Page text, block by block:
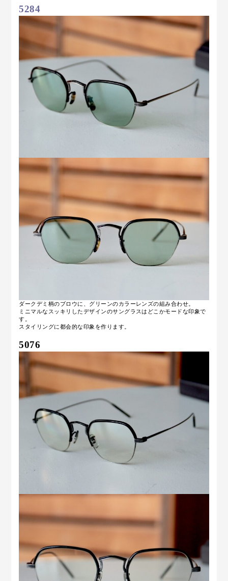
5284
ダークデミ柄のブロウに、グリーンのカラーレンズの組み合わせ。
ミニマルなスッキリしたデザインのサングラスはどこかモードな印象で
す。
スタイリングに都会的な印象を作ります。
5076